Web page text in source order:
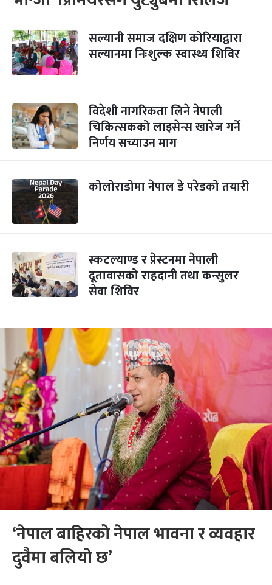
सल्यानी समाज दक्षिण कोरियाद्वारा
सल्यानमा निःशुल्क स्वास्थ्य शिविर
विदेशी नागरिकता लिने नेपाली
चिकित्सकको लाइसेन्स खारेज गर्ने
निर्णय सच्याउन माग
कोलोराडोमा नेपाल डे परेडको तयारी
स्कटल्याण्ड र प्रेस्टनमा नेपाली
दूतावासको राहदानी तथा कन्सुलर
सेवा शिविर
‘नेपाल बाहिरको नेपाल भावना र व्यवहार
दुवैमा बलियो छ’